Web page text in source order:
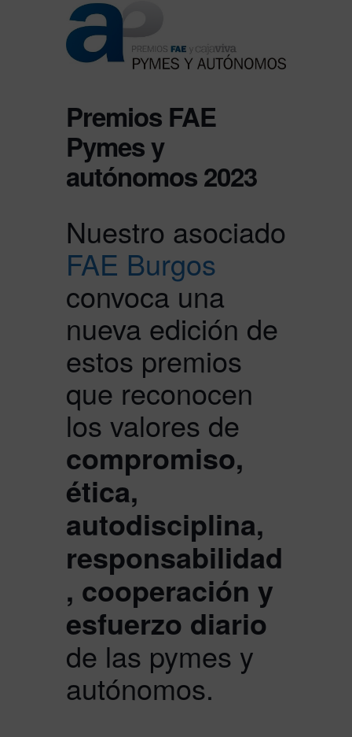
Premios FAE
Pymes y
autónomos 2023
Nuestro asociado
FAE Burgos
convoca una
nueva edición de
estos premios
que reconocen
los valores de
compromiso,
ética,
autodisciplina,
responsabilidad
, cooperación y
esfuerzo diario
de las pymes y
autónomos.